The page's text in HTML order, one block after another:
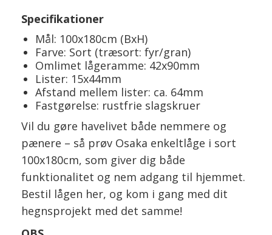
Specifikationer
Mål: 100x180cm (BxH)
Farve: Sort (træsort: fyr/gran)
Omlimet lågeramme: 42x90mm
Lister: 15x44mm
Afstand mellem lister: ca. 64mm
Fastgørelse: rustfrie slagskruer
Vil du gøre havelivet både nemmere og
pænere – så prøv Osaka enkeltlåge i sort
100x180cm, som giver dig både
funktionalitet og nem adgang til hjemmet.
Bestil lågen her, og kom i gang med dit
hegnsprojekt med det samme!